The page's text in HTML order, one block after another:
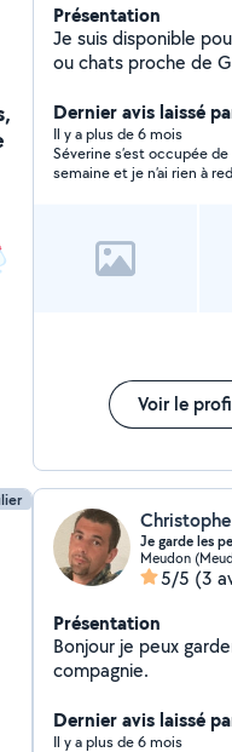
Présentation
Je suis disponible
ou chats proche de
Dernier avis laissé
Il y a plus de 6 mois
Séverine s’est occupée
semaine et je n’ai rien à redire. Elle a pris le temps de
Voir le
Je garde les
Meudon
5/5 (3
Présentation
Bonjour je peux
compagnie.
Dernier avis laissé
Il y a plus de 6 mois